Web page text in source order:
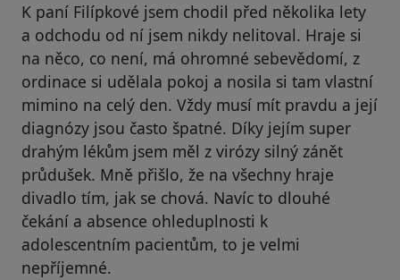
K paní Filípkové jsem chodil před několika lety
a odchodu od ní jsem nikdy nelitoval. Hraje si
na něco, co není, má ohromné sebevědomí, z
ordinace si udělala pokoj a nosila si tam vlastní
mimino na celý den. Vždy musí mít pravdu a její
diagnózy jsou často špatné. Díky jejím super
drahým lékům jsem měl z virózy silný zánět
průdušek. Mně přišlo, že na všechny hraje
divadlo tím, jak se chová. Navíc to dlouhé
čekání a absence ohleduplnosti k
adolescentním pacientům, to je velmi
nepříjemné.